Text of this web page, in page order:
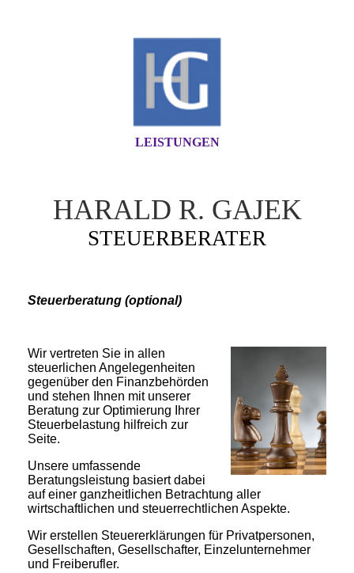
LEISTUNGEN
HARALD R. GAJEK
STEUERBERATER
Steuerberatung (optional)
Wir vertreten Sie in allen
steuerlichen Angelegenheiten
gegenüber den Finanzbehörden
und stehen Ihnen mit unserer
Beratung zur Optimierung Ihrer
Steuerbelastung hilfreich zur
Seite.
Unsere umfassende
Beratungsleistung basiert dabei
auf einer ganzheitlichen Betrachtung aller
wirtschaftlichen und steuerrechtlichen Aspekte.
Wir erstellen Steuererklärungen für Privatpersonen,
Gesellschaften, Gesellschafter, Einzelunternehmer
und Freiberufler.